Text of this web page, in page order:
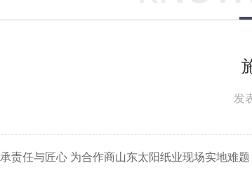
发
责任与匠心 为合作商山东太阳纸业现场实地难题